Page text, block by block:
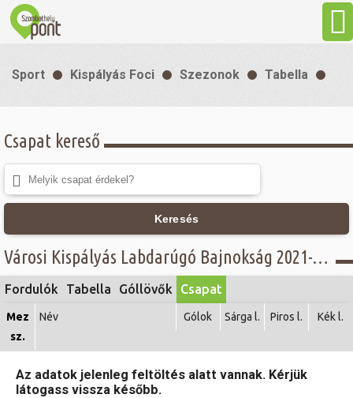
Látnivalók
Gasztronómia
Szállás
Sport
Hasznos
Sport Kispályás Foci Szezonok Tabella
Csapat kereső
Keresés
Városi Kispályás Labdarúgó Bajnokság 2021-22 - A.csoport, Concordia Üzemanyagkutak Kft -
Fordulók Tabella Góllövők Csapat
Mez
sz.
Név Gólok Sárga l. Piros l. Kék l.
Az adatok jelenleg feltöltés alatt vannak. Kérjük
látogass vissza később.